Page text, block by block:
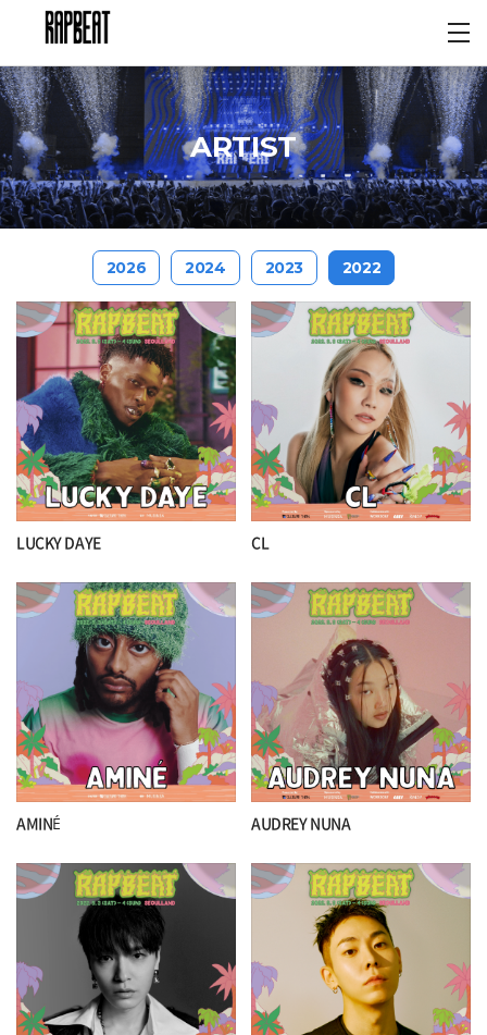
ARTIST
2026 2024 2023 2022
LUCKY DAYE CL
AMINÉ AUDREY NUNA